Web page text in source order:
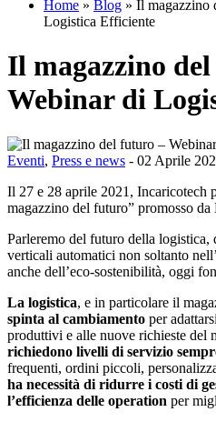
Home » Blog » Il magazzino
Logistica Efficiente
Il magazzino
Webinar di
Eventi, Press e news - 02 Aprile
Il 27 e 28 aprile 2021, Incaricotech
magazzino del futuro” promosso
Parleremo del futuro della logistica,
verticali automatici non soltanto
anche dell’eco-sostenibilità, oggi
La logistica, e in particolare il
spinta al cambiamento per
produttivi e alle nuove richieste del
richiedono livelli di servizio
frequenti, ordini piccoli,
ha necessità di ridurre i costi di
l’efficienza delle operation per